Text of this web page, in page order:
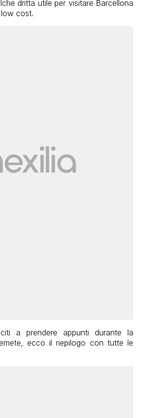
dritta utile per visitare Barcellona
cost.
a prendere appunti durante la
ecco il riepilogo con tutte le